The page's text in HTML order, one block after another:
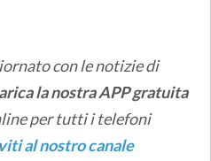
con le notizie di
la nostra APP gratuita
per tutti i telefoni
al nostro canale